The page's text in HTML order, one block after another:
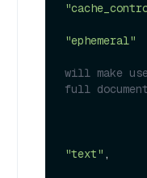
"ephemeral"
will make
full
"text" ,